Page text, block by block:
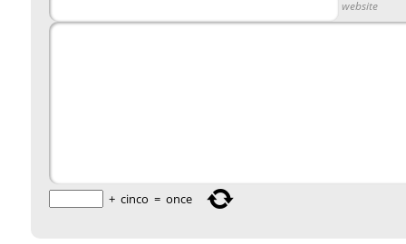
website
+ cinco = once